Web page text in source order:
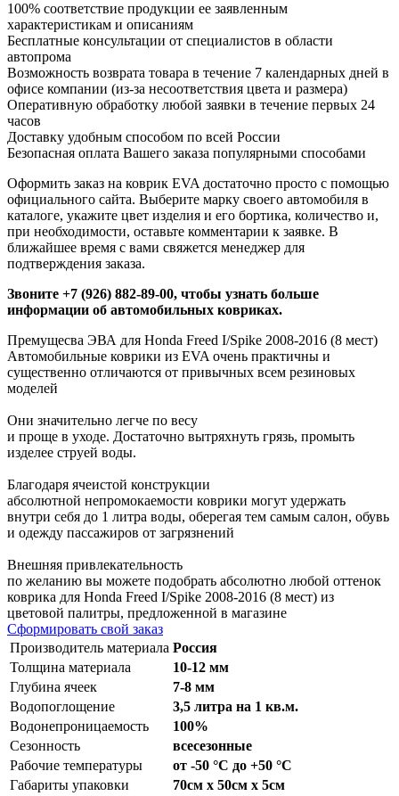
100% соответствие продукции ее заявленным
характеристикам и описаниям
Бесплатные консультации от специалистов в области
автопрома
Возможность возврата товара в течение 7 календарных дней в
офисе компании (из-за несоответствия цвета и размера)
Оперативную обработку любой заявки в течение первых 24
часов
Доставку удобным способом по всей России
Безопасная оплата Вашего заказа популярными способами
Оформить заказ на коврик EVA достаточно просто с помощью
официального сайта. Выберите марку своего автомобиля в
каталоге, укажите цвет изделия и его бортика, количество и,
при необходимости, оставьте комментарии к заявке. В
ближайшее время с вами свяжется менеджер для
подтверждения заказа.
Звоните +7 (926) 882-89-00, чтобы узнать больше
информации об автомобильных ковриках.
Премущесва ЭВА для Honda Freed I/Spike 2008-2016 (8 мест)
Автомобильные коврики из EVA очень практичны и
существенно отличаются от привычных всем резиновых
моделей
Они значительно легче по весу
и проще в уходе. Достаточно вытряхнуть грязь, промыть
изделее струей воды.
Благодаря ячеистой конструкции
абсолютной непромокаемости коврики могут удержать
внутри себя до 1 литра воды, оберегая тем самым салон, обувь
и одежду пассажиров от загрязнений
Внешняя привлекательность
по желанию вы можете подобрать абсолютно любой оттенок
коврика для Honda Freed I/Spike 2008-2016 (8 мест) из
цветовой палитры, предложенной в магазине
Сформировать свой заказ
Производитель материала Россия
Толщина материала
10-12 мм
Глубина ячеек
7-8 мм
Водопоглощение
3,5 литра на 1 кв.м.
Водонепроницаемость
100%
Сезонность
всесезонные
Рабочие температуры
от -50 °С до +50 °С
Габариты упаковки
70см x 50см x 5см